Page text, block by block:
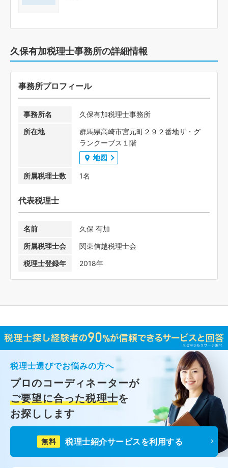
久保有加税理士事務所の詳細情報
事務所プロフィール
事務所名
久保有加税理士事務所
所在地
群馬県高崎市宮元町２９２番地ザ・グ
ランクーブス１階
地図
所属税理士数 1名
代表税理士
名前
久保 有加
所属税理士会
関東信越税理士会
税理士登録年
2018年
税理士選びでお悩みの方へ
プロのコーディネーターが
ご要望に合った税理士を
お探しします
無料 税理士紹介サービスを利用する